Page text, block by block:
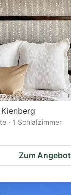
· 1 Schlafzimmer
Zum Angebot